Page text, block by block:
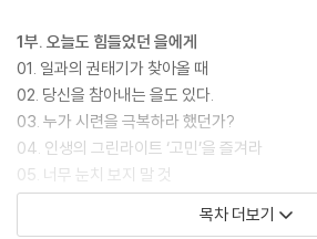
1부. 오늘도 힘들었던 을에게
01. 일과의 권태기가 찾아올 때
02. 당신을 참아내는 을도 있다.
03. 누가 시련을 극복하라 했던가?
04. 인생의 그린라이트 ‘고민’을 즐겨라
05. 너무 눈치 보지 말 것
06. 한계를 뛰어넘는 힘은 어디서 오는가?
07. 어느 날 갑자기 삶의 비수기가 찾아왔다면
목차 더보기